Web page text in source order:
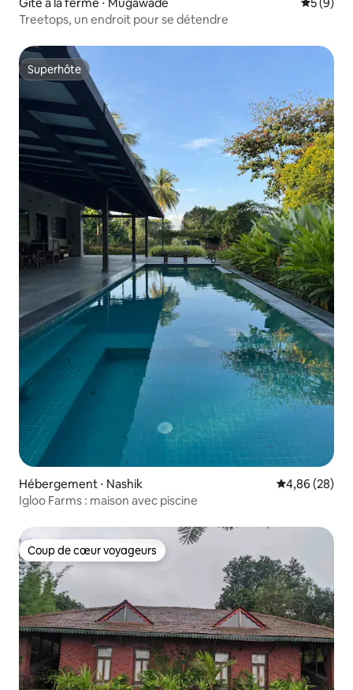
Treetops, un endroit pour se détendre
Superhôte
Superhôte
Hébergement ⋅ Nashik Évaluation
4,86 (28)
Igloo Farms : maison avec piscine
Coup de cœur voyageurs
Coup de cœur voyageurs